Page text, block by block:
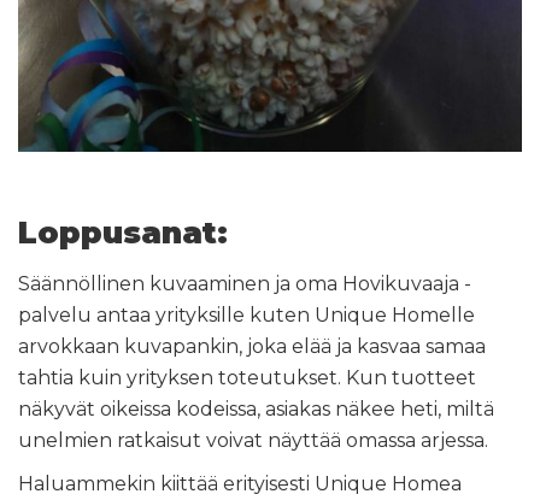
Loppusanat:
Säännöllinen kuvaaminen ja oma Hovikuvaaja -
palvelu antaa yrityksille kuten Unique Homelle
arvokkaan kuvapankin, joka elää ja kasvaa samaa
tahtia kuin yrityksen toteutukset. Kun tuotteet
näkyvät oikeissa kodeissa, asiakas näkee heti, miltä
unelmien ratkaisut voivat näyttää omassa arjessa.
Haluammekin kiittää erityisesti Unique Homea